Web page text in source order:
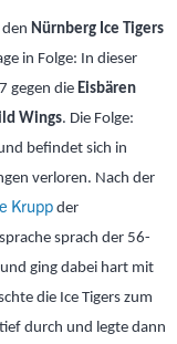
Nürnberg Ice Tigers
in Folge: In dieser
gegen die Eisbären
Wings. Die Folge:
befindet sich in
verloren. Nach der
Krupp der
sprach der 56-
ging dabei hart mit
die Ice Tigers zum
durch und legte dann